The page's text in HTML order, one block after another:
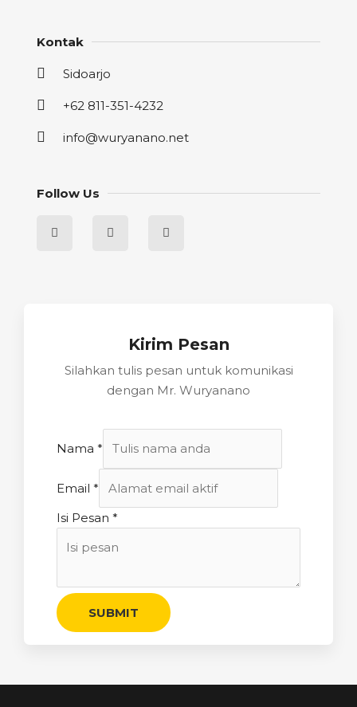
Kontak
Sidoarjo
+62 811-351-4232
info@wuryanano.net
Follow Us
Kirim Pesan
Silahkan tulis pesan untuk komunikasi
dengan Mr. Wuryanano
Nama *
Email *
Isi Pesan *
SUBMIT